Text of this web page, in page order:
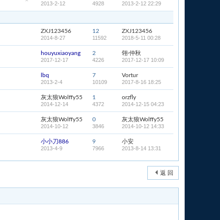
藏
顶
2013-2-12
4928
2013-2-12 22:29
ZXJ123456
2014-8-27
12
11592
ZXJ123456
2018-5-11 00:28
houyuxiaoyang
2017-12-17
2
4226
翎·仲秋
2017-12-17 10:09
lbq
2013-2-4
7
10109
Vortur
2017-8-16 18:25
灰太狼Wolffy55
2014-12-14
1
4372
orzfly
2014-12-15 04:23
灰太狼Wolffy55
2014-10-12
0
3846
灰太狼Wolffy55
2014-10-12 14:33
小小刀886
2013-4-9
9
7966
小安
2013-8-14 13:31
返 回